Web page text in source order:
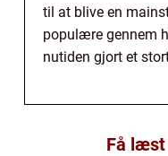
til at blive en
populære gennem
nutiden gjort et
Få